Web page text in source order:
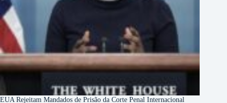
EUA Rejeitam Mandados de Prisão da Corte Penal Internacional